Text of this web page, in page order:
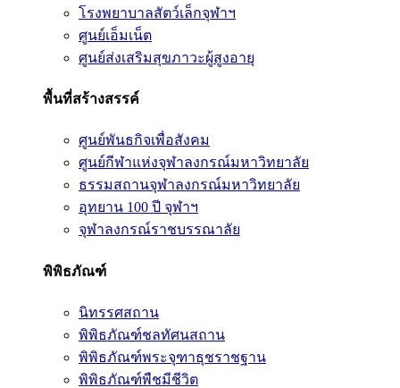
โรงพยาบาลสัตว์เล็กจุฬาฯ
ศูนย์เอ็มเน็ต
ศูนย์ส่งเสริมสุขภาวะผู้สูงอายุ
พื้นที่สร้างสรรค์
ศูนย์พันธกิจเพื่อสังคม
ศูนย์กีฬาแห่งจุฬาลงกรณ์มหาวิทยาลัย
ธรรมสถานจุฬาลงกรณ์มหาวิทยาลัย
อุทยาน 100 ปี จุฬาฯ
จุฬาลงกรณ์ราชบรรณาลัย
พิพิธภัณฑ์
นิทรรศสถาน
พิพิธภัณฑ์ชลทัศนสถาน
พิพิธภัณฑ์พระจุฑาธุชราชฐาน
พิพิธภัณฑ์พืชมีชีวิต